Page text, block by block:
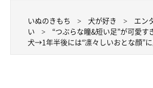
飼い主さん：
「桃亮は日々の暮らしを豊かにしてくれる、
いぬのきもち 犬が好き エン
い
“つぶらな瞳&短い足”が可愛す
犬→1年半後には“凛々しいおとな顔”に